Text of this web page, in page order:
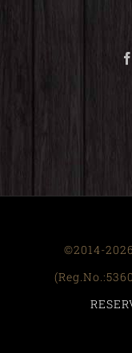
©2014-